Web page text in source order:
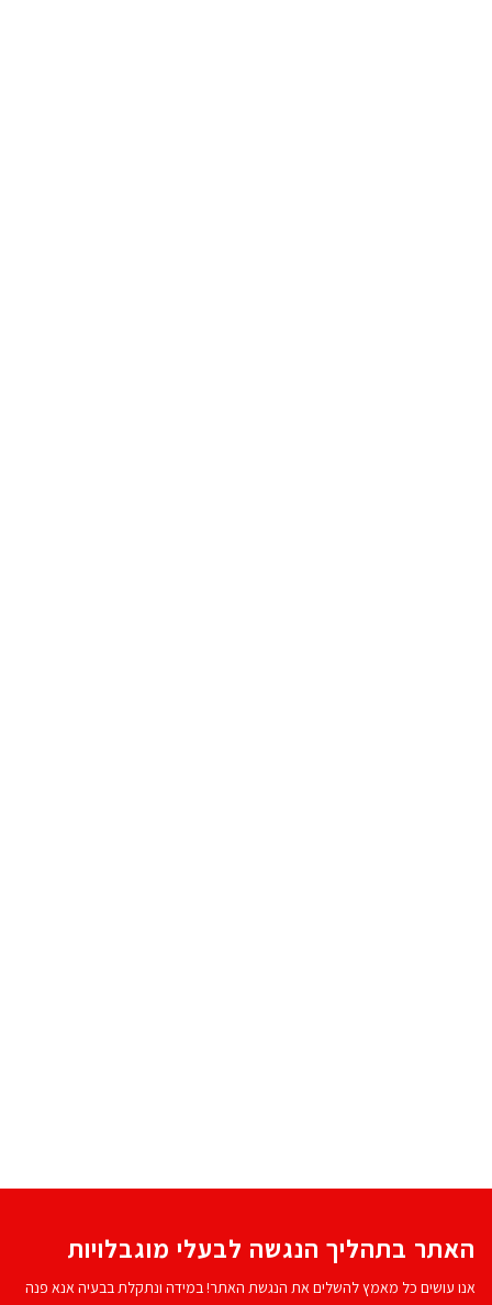
האתר בתהליך הנגשה לבעלי מוגבלויות
אנו עושים כל מאמץ להשלים את הנגשת האתר! במידה ונתקלת בבעיה אנא פנה